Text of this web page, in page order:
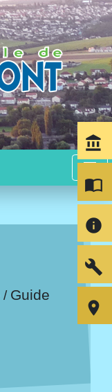
menu
/ Guide
account_balance
import_contacts
info
build
room